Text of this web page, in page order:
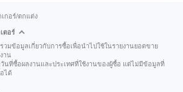
กอร์/ตกแต่ง
ตอร์
รวมข้อมูลเกี่ยวกับการซื้อเพื่อนำไปใช้ในรายงานยอดขาย
าน
นที่ซื้อผลงานและประเทศที่ใช้งานของผู้ซื้อ แต่ไม่มีข้อมูลที่
ได้